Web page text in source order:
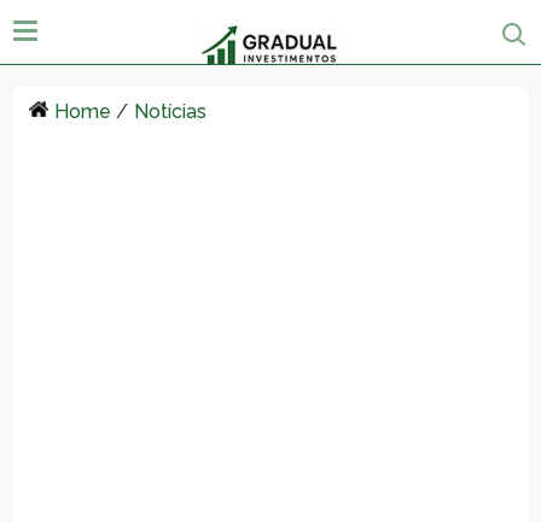
Home / Notícias